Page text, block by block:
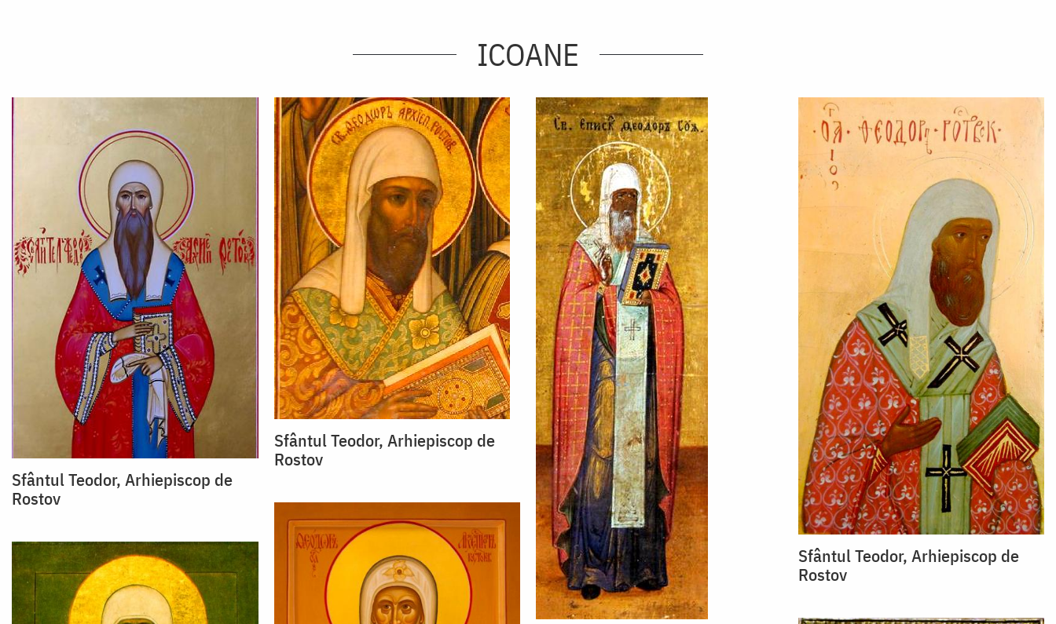
ICOANE
Sfântul Teodor, Arhiepiscop de
Rostov
Sfântul Teodor, Arhiepiscop de
Rostov
Sfântul Teodor, Arhiepiscop de
Rostov